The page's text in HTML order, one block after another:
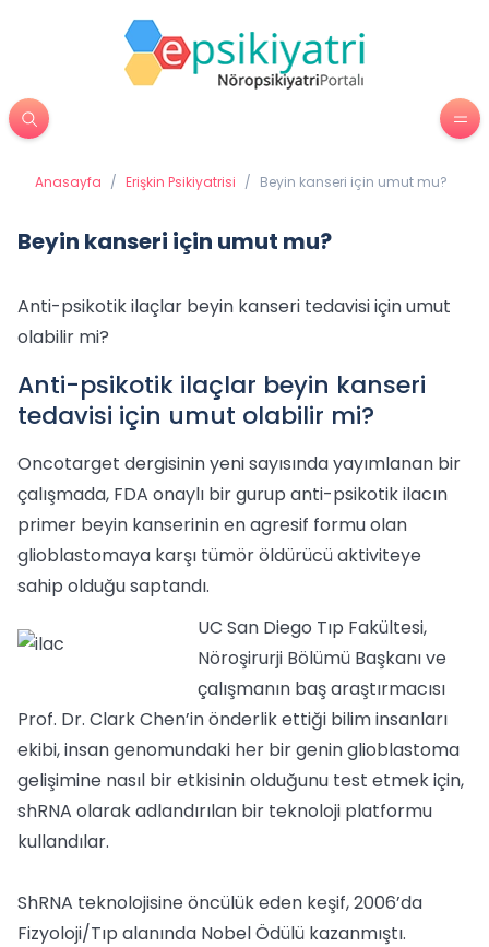
Anasayfa / Erişkin Psikiyatrisi / Beyin kanseri için umut mu?
Beyin kanseri için umut mu?
Anti-psikotik ilaçlar beyin kanseri tedavisi için umut
olabilir mi?
Anti-psikotik ilaçlar beyin kanseri
tedavisi için umut olabilir mi?
Oncotarget dergisinin yeni sayısında yayımlanan bir
çalışmada, FDA onaylı bir gurup anti-psikotik ilacın
primer beyin kanserinin en agresif formu olan
glioblastomaya karşı tümör öldürücü aktiviteye
sahip olduğu saptandı.
UC San Diego Tıp Fakültesi,
Nöroşirurji Bölümü Başkanı ve
çalışmanın baş araştırmacısı
Prof. Dr. Clark Chen’in önderlik ettiği bilim insanları
ekibi, insan genomundaki her bir genin glioblastoma
gelişimine nasıl bir etkisinin olduğunu test etmek için,
shRNA olarak adlandırılan bir teknoloji platformu
kullandılar.
ShRNA teknolojisine öncülük eden keşif, 2006’da
Fizyoloji/Tıp alanında Nobel Ödülü kazanmıştı.